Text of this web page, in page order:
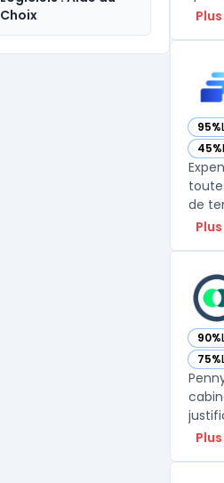
Choix
95%
—
45%
—
de
90%
—
75%
—